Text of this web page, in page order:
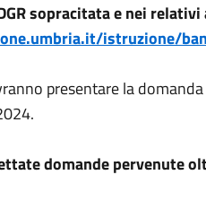
sopracitata e nei
istruzione/
presentare la
domande pervenute